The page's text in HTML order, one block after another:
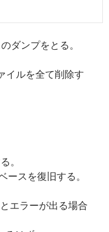
ダンプをとる。
イルを全て削除す
。
ースを復旧する。
エラーが出る場合